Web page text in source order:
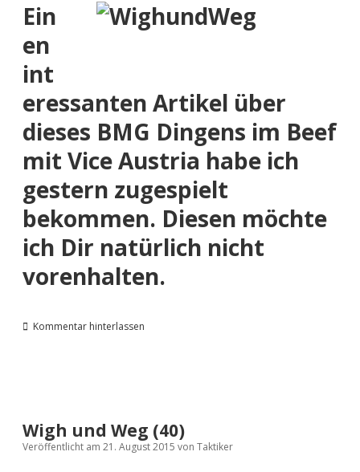
Ein
en
int
eressanten Artikel über
dieses BMG Dingens im Beef
mit Vice Austria habe ich
gestern zugespielt
bekommen. Diesen möchte
ich Dir natürlich nicht
vorenhalten.
Kommentar hinterlassen
Wigh und Weg (40)
Veröffentlicht am 21. August 2015 von Taktiker